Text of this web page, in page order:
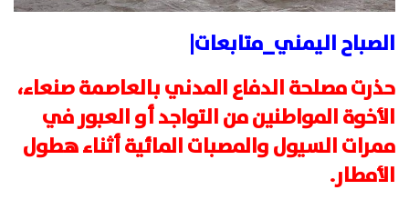
الصباح اليمني_متابعات|
حذرت مصلحة الدفاع المدني بالعاصمة صنعاء،
الأخوة المواطنين من التواجد أو العبور في
ممرات السيول والمصبات المائية أثناء هطول
الأمطار.